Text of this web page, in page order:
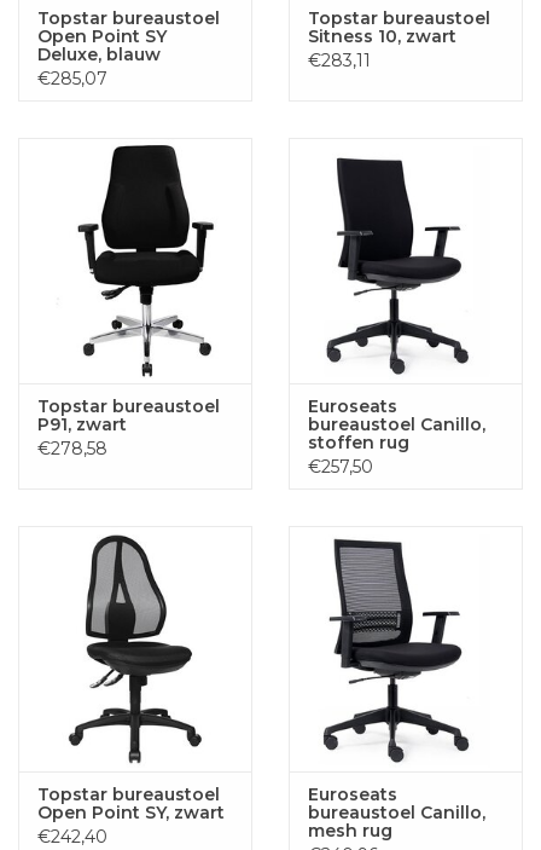
Topstar bureaustoel
Open Point SY
Deluxe, blauw
€285,07
Topstar bureaustoel
Sitness 10, zwart
€283,11
Topstar bureaustoel
P91, zwart
€278,58
Euroseats
bureaustoel Canillo,
stoffen rug
€257,50
Topstar bureaustoel
Open Point SY, zwart
€242,40
Euroseats
bureaustoel Canillo,
mesh rug